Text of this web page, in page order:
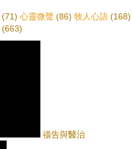
(71) 心靈微聲 (86) 牧人心語 (168)
(663)
禱告與醫治